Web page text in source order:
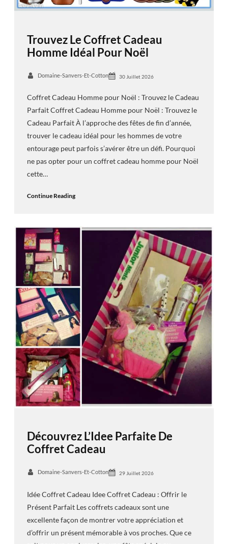
Trouvez Le Coffret Cadeau
Homme Idéal Pour Noël
Domaine-Sanvers-Et-Cotton 30 Juillet 2026
Coffret Cadeau Homme pour Noël : Trouvez le Cadeau
Parfait Coffret Cadeau Homme pour Noël : Trouvez le
Cadeau Parfait À l’approche des fêtes de fin d’année,
trouver le cadeau idéal pour les hommes de votre
entourage peut parfois s’avérer être un défi. Pourquoi
ne pas opter pour un coffret cadeau homme pour Noël
cette…
Continue Reading
Découvrez L’Idee Parfaite De
Coffret Cadeau
Domaine-Sanvers-Et-Cotton 29 Juillet 2026
Idée Coffret Cadeau Idee Coffret Cadeau : Offrir le
Présent Parfait Les coffrets cadeaux sont une
excellente façon de montrer votre appréciation et
d’offrir un présent mémorable à vos proches. Que ce